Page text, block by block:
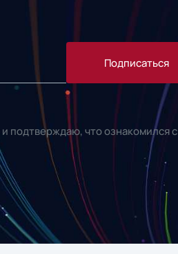
Подписаться
и подтверждаю, что ознакомился с